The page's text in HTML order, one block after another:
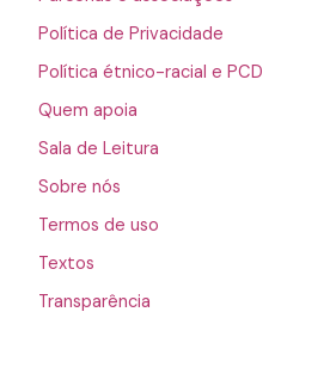
Política de Privacidade
Política étnico-racial e PCD
Quem apoia
Sala de Leitura
Sobre nós
Termos de uso
Textos
Transparência